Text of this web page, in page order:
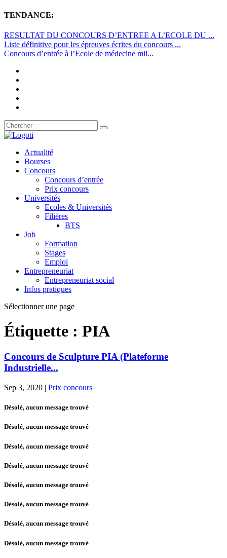
TENDANCE:
RESULTAT DU CONCOURS D’ENTREE A L’ECOLE DU ...
Liste définitive pour les épreuves écrites du concours ...
Concours d’entrée à l’Ecole de médecine mil...
Actualité
Bourses
Concours
Concours d’entrée
Prix concours
Universités
Ecoles & Universités
Filières
BTS
Job
Formation
Stages
Emploi
Entrepreneuriat
Entrepreneuriat social
Infos pratiques
Sélectionner une page
Étiquette : PIA
Concours de Sculpture PIA (Plateforme
Industrielle...
Sep 3, 2020 | Prix concours
Désolé, aucun message trouvé
Désolé, aucun message trouvé
Désolé, aucun message trouvé
Désolé, aucun message trouvé
Désolé, aucun message trouvé
Désolé, aucun message trouvé
Désolé, aucun message trouvé
Désolé, aucun message trouvé